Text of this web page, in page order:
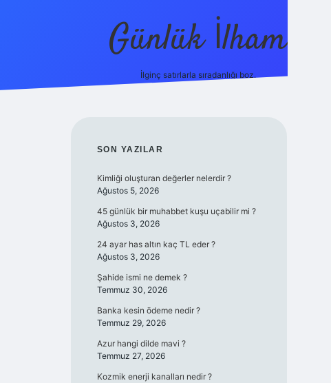
Günlük İlham
İlginç satırlarla sıradanlığı boz.
SIDEBAR
SON YAZILAR
Kimliği oluşturan değerler nelerdir ?
Ağustos 5, 2026
45 günlük bir muhabbet kuşu uçabilir mi ?
Ağustos 3, 2026
24 ayar has altın kaç TL eder ?
Ağustos 3, 2026
Şahide ismi ne demek ?
Temmuz 30, 2026
Banka kesin ödeme nedir ?
Temmuz 29, 2026
Azur hangi dilde mavi ?
Temmuz 27, 2026
Kozmik enerji kanalları nedir ?